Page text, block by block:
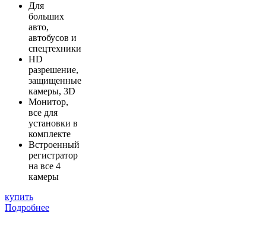
Для
больших
авто,
автобусов и
спецтехники
HD
разрешение,
защищенные
камеры, 3D
Монитор,
все для
установки в
комплекте
Встроенный
регистратор
на все 4
камеры
купить
Подробнее